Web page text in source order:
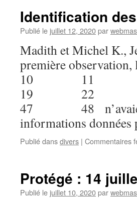
Identification
Publié le juillet 12, 2020par
Madith et Michel K.,
première
10
19
47 48 n’avaient
informations
Publié dansdivers | Commentaires
Protégé : 14
Publié le juillet 10, 2020par